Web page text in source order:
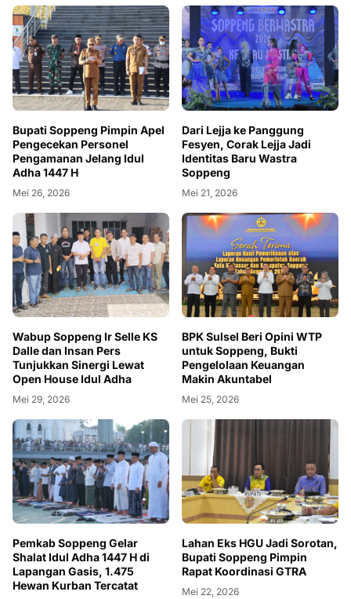
Bupati Soppeng Pimpin Apel
Pengecekan Personel
Pengamanan Jelang Idul
Adha 1447 H
Mei 26, 2026
Dari Lejja ke Panggung
Fesyen, Corak Lejja Jadi
Identitas Baru Wastra
Soppeng
Mei 21, 2026
Wabup Soppeng Ir Selle KS
Dalle dan Insan Pers
Tunjukkan Sinergi Lewat
Open House Idul Adha
Mei 29, 2026
BPK Sulsel Beri Opini WTP
untuk Soppeng, Bukti
Pengelolaan Keuangan
Makin Akuntabel
Mei 25, 2026
Pemkab Soppeng Gelar
Shalat Idul Adha 1447 H di
Lapangan Gasis, 1.475
Hewan Kurban Tercatat
Lahan Eks HGU Jadi Sorotan,
Bupati Soppeng Pimpin
Rapat Koordinasi GTRA
Mei 22, 2026